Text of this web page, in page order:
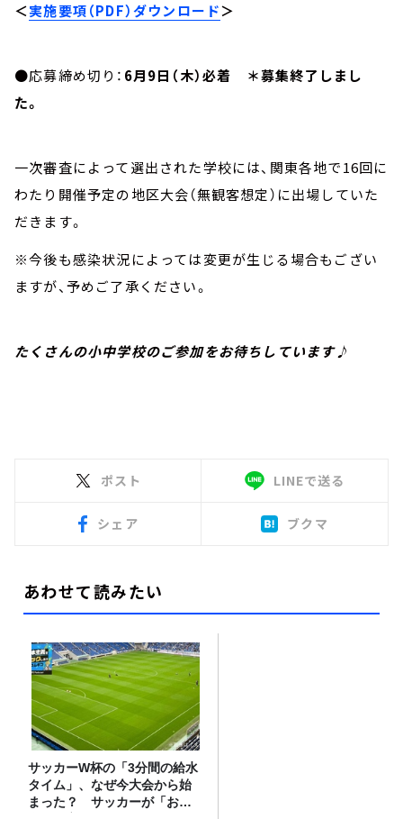
＜実施要項（PDF）ダウンロード＞
●応募締め切り： 6月9日（木）必着 ＊募集終了しまし
た。
一次審査によって選出された学校には、関東各地で16回に
わたり開催予定の地区大会（無観客想定）に出場していた
だきます。
※今後も感染状況によっては変更が生じる場合もござい
ますが、予めご了承ください。
たくさんの小中学校のご参加をお待ちしています♪
ポスト LINEで送る
シェア ブクマ
あわせて読みたい
サッカーW杯の「3分間の給水
タイム」、なぜ今大会から始
まった？ サッカーが「お